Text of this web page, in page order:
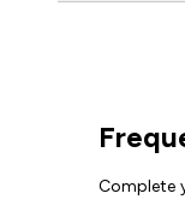
Complete